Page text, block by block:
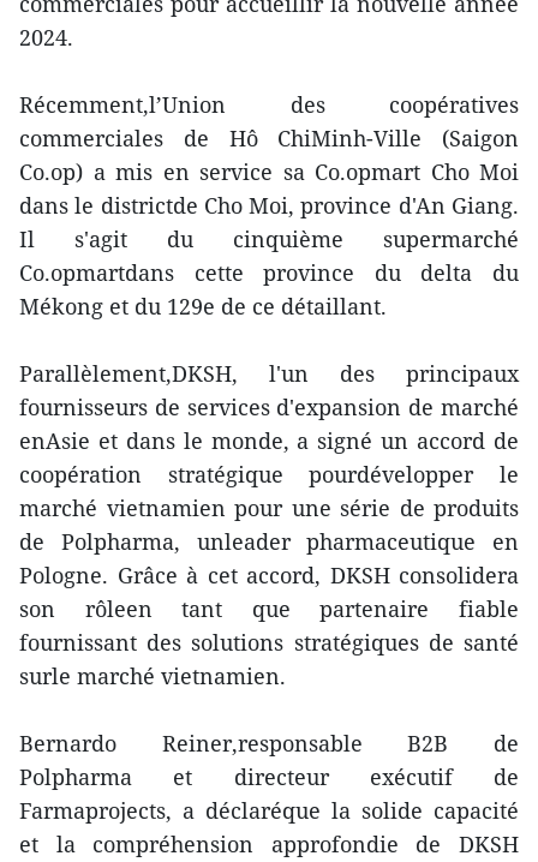
2024.
Récemment,l’Union des coopératives
commerciales de Hô ChiMinh-Ville (Saigon
Co.op) a mis en service sa Co.opmart Cho Moi
dans le districtde Cho Moi, province d'An Giang.
Il s'agit du cinquième supermarché
Co.opmartdans cette province du delta du
Mékong et du 129e de ce détaillant.
Parallèlement,DKSH, l'un des principaux
fournisseurs de services d'expansion de marché
enAsie et dans le monde, a signé un accord de
coopération stratégique pourdévelopper le
marché vietnamien pour une série de produits
de Polpharma, unleader pharmaceutique en
Pologne. Grâce à cet accord, DKSH consolidera
son rôleen tant que partenaire fiable
fournissant des solutions stratégiques de santé
surle marché vietnamien.
Bernardo Reiner,responsable B2B de
Polpharma et directeur exécutif de
Farmaprojects, a déclaréque la solide capacité
et la compréhension approfondie de DKSH